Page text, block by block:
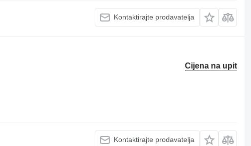
Kontaktirajte prodavatelja
Cijena na upit
Kontaktirajte prodavatelja